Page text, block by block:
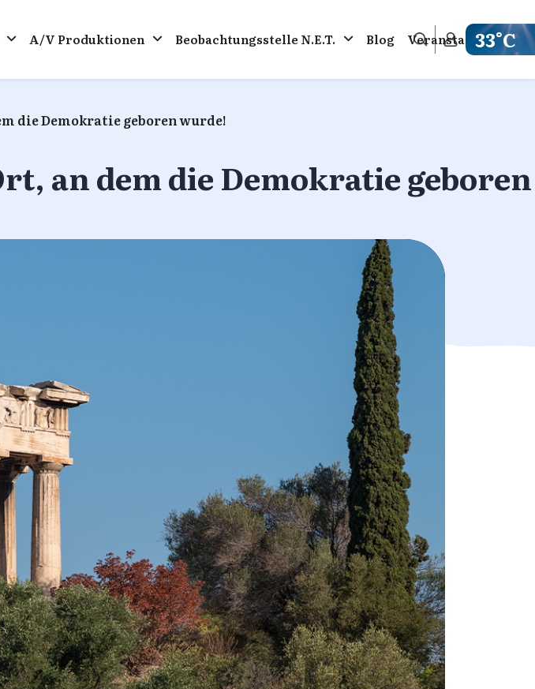
A/V Produktionen Beobachtungsstelle N.E.T. Blog Veranstaltungen
33°C
Get
die Demokratie geboren wurde!
an dem die Demokratie